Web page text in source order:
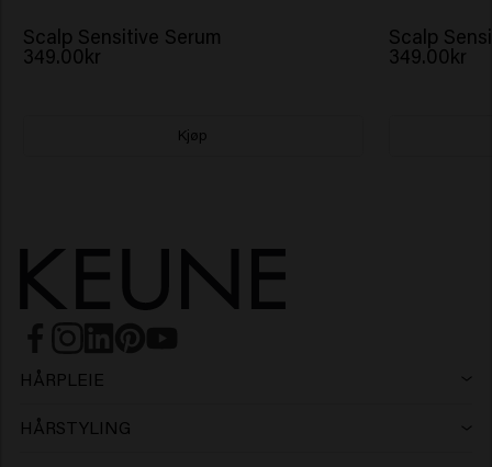
Scalp Sensitive Serum
349.00kr
Kjøp
Scalp
349.00kr
HÅRPLEIE
Sjampo
HÅRSTYLING